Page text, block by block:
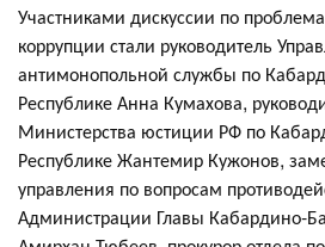
Участниками дискуссии по
коррупции стали руководитель
антимонопольной службы по
Республике Анна Кумахова,
Министерства юстиции РФ по
Республике Жантемир Кужонов,
управления по вопросам
Администрации Главы Кабардино-